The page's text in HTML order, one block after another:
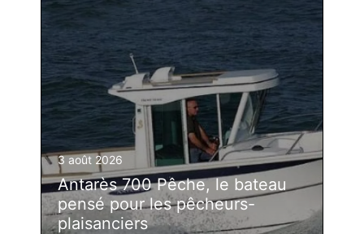
3 août 2026
Antarès 700 Pêche, le bateau
pensé pour les pêcheurs-
plaisanciers